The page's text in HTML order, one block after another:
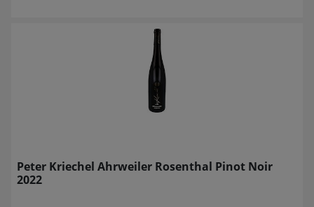
Peter Kriechel Ahrweiler Rosenthal Pinot Noir
2022